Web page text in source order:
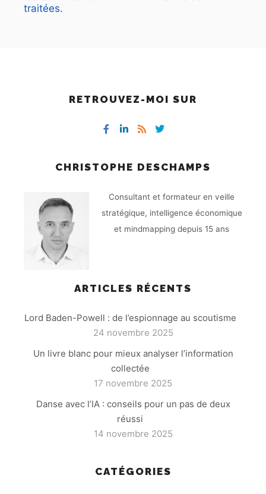
traitées.
RETROUVEZ-MOI SUR
CHRISTOPHE DESCHAMPS
Consultant et formateur en veille
stratégique, intelligence économique
et mindmapping depuis 15 ans
ARTICLES RÉCENTS
Lord Baden-Powell : de l’espionnage au scoutisme
24 novembre 2025
Un livre blanc pour mieux analyser l’information
collectée
17 novembre 2025
Danse avec l’IA : conseils pour un pas de deux
réussi
14 novembre 2025
CATÉGORIES